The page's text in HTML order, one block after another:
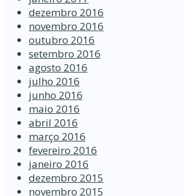
dezembro 2016
novembro 2016
outubro 2016
setembro 2016
agosto 2016
julho 2016
junho 2016
maio 2016
abril 2016
março 2016
fevereiro 2016
janeiro 2016
dezembro 2015
novembro 2015